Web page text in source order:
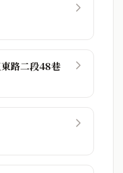
路二段48巷